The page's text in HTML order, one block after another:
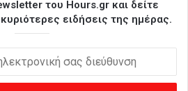
του Hours.gr και δείτε
ειδήσεις της ημέρας.